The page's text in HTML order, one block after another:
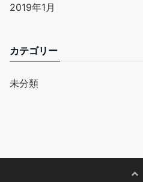
2019年1月
カテゴリー
未分類